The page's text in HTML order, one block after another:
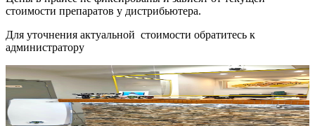
стоимости препаратов у дистрибьютера.
Для уточнения актуальной стоимости обратитесь к
администратору